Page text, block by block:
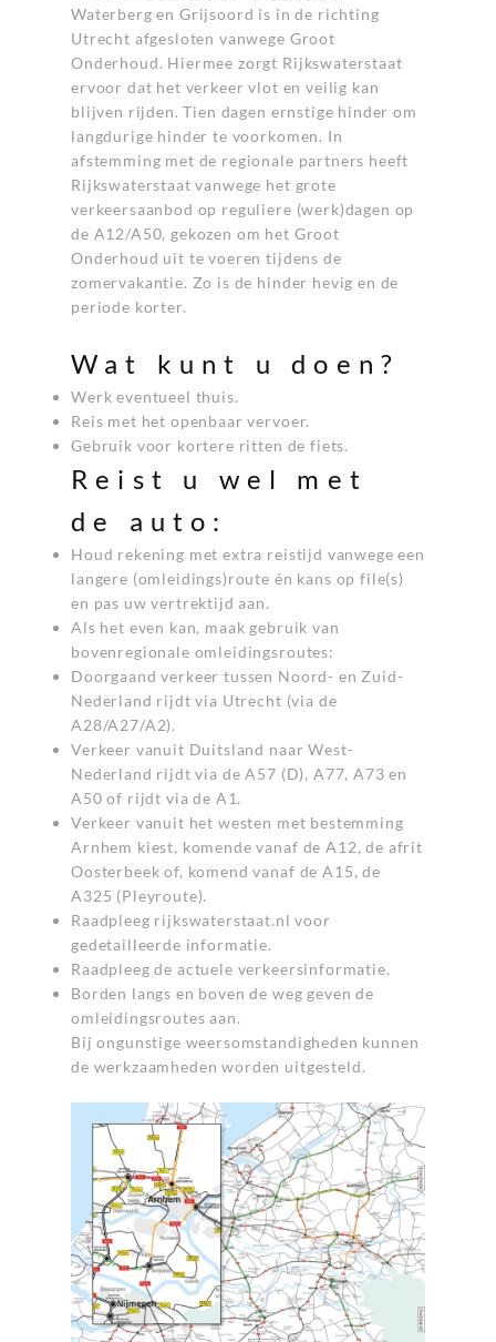
Waterberg en Grijsoord is in de richting
Utrecht afgesloten vanwege Groot
Onderhoud. Hiermee zorgt Rijkswaterstaat
ervoor dat het verkeer vlot en veilig kan
blijven rijden. Tien dagen ernstige hinder om
langdurige hinder te voorkomen. In
afstemming met de regionale partners heeft
Rijkswaterstaat vanwege het grote
verkeersaanbod op reguliere (werk)dagen op
de A12/A50, gekozen om het Groot
Onderhoud uit te voeren tijdens de
zomervakantie. Zo is de hinder hevig en de
periode korter.
Wat kunt u doen?
Werk eventueel thuis.
Reis met het openbaar vervoer.
Gebruik voor kortere ritten de fiets.
Reist u wel met
de auto:
Houd rekening met extra reistijd vanwege een
langere (omleidings)route én kans op file(s)
en pas uw vertrektijd aan.
Als het even kan, maak gebruik van
bovenregionale omleidingsroutes:
Doorgaand verkeer tussen Noord- en Zuid-
Nederland rijdt via Utrecht (via de
A28/A27/A2).
Verkeer vanuit Duitsland naar West-
Nederland rijdt via de A57 (D), A77, A73 en
A50 of rijdt via de A1.
Verkeer vanuit het westen met bestemming
Arnhem kiest, komende vanaf de A12, de afrit
Oosterbeek of, komend vanaf de A15, de
A325 (Pleyroute).
Raadpleeg rijkswaterstaat.nl voor
gedetailleerde informatie.
Raadpleeg de actuele verkeersinformatie.
Borden langs en boven de weg geven de
omleidingsroutes aan.
Bij ongunstige weersomstandigheden kunnen
de werkzaamheden worden uitgesteld.